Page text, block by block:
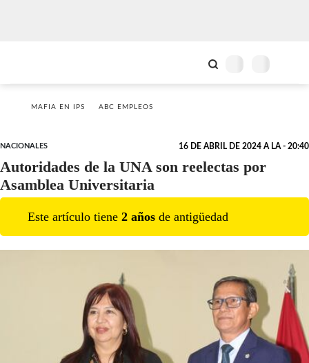
MAFIA EN IPS ABC EMPLEOS
NACIONALES 16 DE ABRIL DE 2024 A LA - 20:40
Autoridades de la UNA son reelectas por
Asamblea Universitaria
Este artículo tiene 2 años de antigüedad